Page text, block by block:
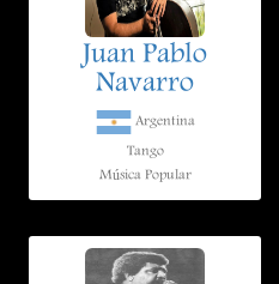
Juan Pablo
Navarro
Argentina
Tango
Música Popular